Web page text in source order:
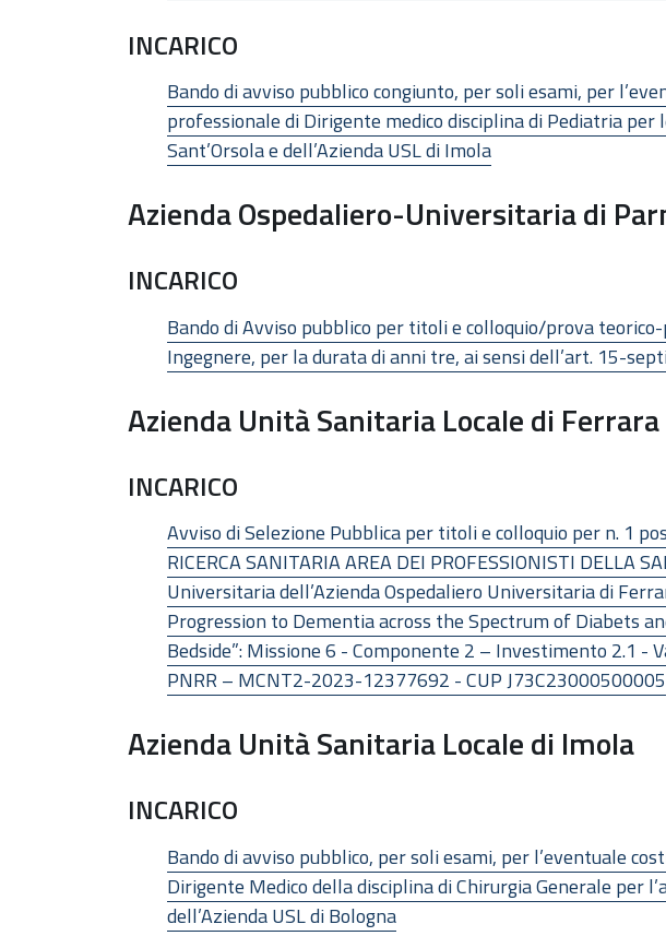
INCARICO
Bando di avviso pubblico congiunto, per soli esami, per
professionale di Dirigente medico disciplina di Pediatria per
Sant’Orsola e dell’Azienda USL di Imola
Azienda Ospedaliero-Universitaria di
INCARICO
Bando di Avviso pubblico per titoli e colloquio/prova
Ingegnere, per la durata di anni tre, ai sensi dell’art. 15-
Azienda Unità Sanitaria Locale di Ferrara
INCARICO
Avviso di Selezione Pubblica per titoli e colloquio per n. 1
RICERCA SANITARIA AREA DEI PROFESSIONISTI DELLA
Universitaria dell’Azienda Ospedaliero Universitaria di
Progression to Dementia across the Spectrum of Diabets
Bedside”: Missione 6 - Componente 2 – Investimento 2.1 -
PNRR – MCNT2-2023-12377692 - CUP J73C23000500005
Azienda Unità Sanitaria Locale di Imola
INCARICO
Bando di avviso pubblico, per soli esami, per l’eventuale
Dirigente Medico della disciplina di Chirurgia Generale per
dell’Azienda USL di Bologna